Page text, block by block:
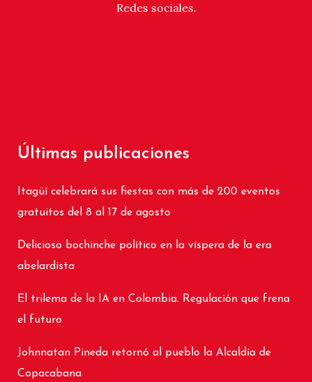
Redes sociales.
Últimas publicaciones
Itagüí celebrará sus fiestas con más de 200 eventos
gratuitos del 8 al 17 de agosto
Delicioso bochinche político en la víspera de la era
abelardista
El trilema de la IA en Colombia. Regulación que frena
el futuro
Johnnatan Pineda retornó al pueblo la Alcaldía de
Copacabana